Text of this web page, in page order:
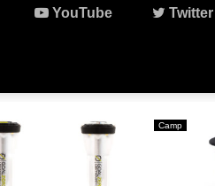
YouTube Twitter
Camp